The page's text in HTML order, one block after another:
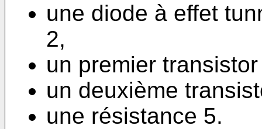
une diode à effet
2,
un premier
un deuxième
une résistance 5.